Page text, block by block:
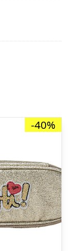
-40%